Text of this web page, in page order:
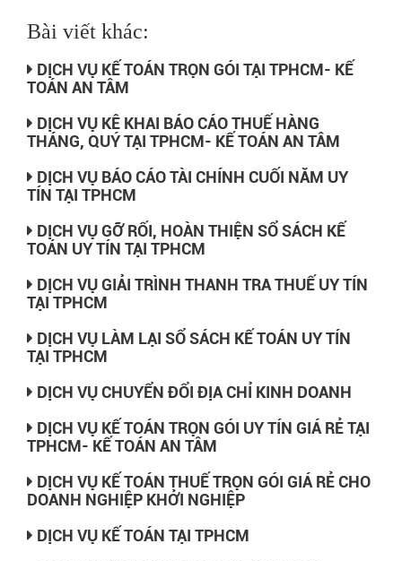
Bài viết khác:
DỊCH VỤ KẾ TOÁN TRỌN GÓI TẠI TPHCM- KẾ
TOÁN AN TÂM
DỊCH VỤ KÊ KHAI BÁO CÁO THUẾ HÀNG
THÁNG, QUÝ TẠI TPHCM- KẾ TOÁN AN TÂM
DỊCH VỤ BÁO CÁO TÀI CHÍNH CUỐI NĂM UY
TÍN TẠI TPHCM
DỊCH VỤ GỠ RỐI, HOÀN THIỆN SỔ SÁCH KẾ
TOÁN UY TÍN TẠI TPHCM
DỊCH VỤ GIẢI TRÌNH THANH TRA THUẾ UY TÍN
TẠI TPHCM
DỊCH VỤ LÀM LẠI SỔ SÁCH KẾ TOÁN UY TÍN
TẠI TPHCM
DỊCH VỤ CHUYỂN ĐỔI ĐỊA CHỈ KINH DOANH
DỊCH VỤ KẾ TOÁN TRỌN GÓI UY TÍN GIÁ RẺ TẠI
TPHCM- KẾ TOÁN AN TÂM
DỊCH VỤ KẾ TOÁN THUẾ TRỌN GÓI GIÁ RẺ CHO
DOANH NGHIỆP KHỞI NGHIỆP
DỊCH VỤ KẾ TOÁN TẠI TPHCM